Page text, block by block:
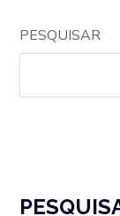
PESQUISAR